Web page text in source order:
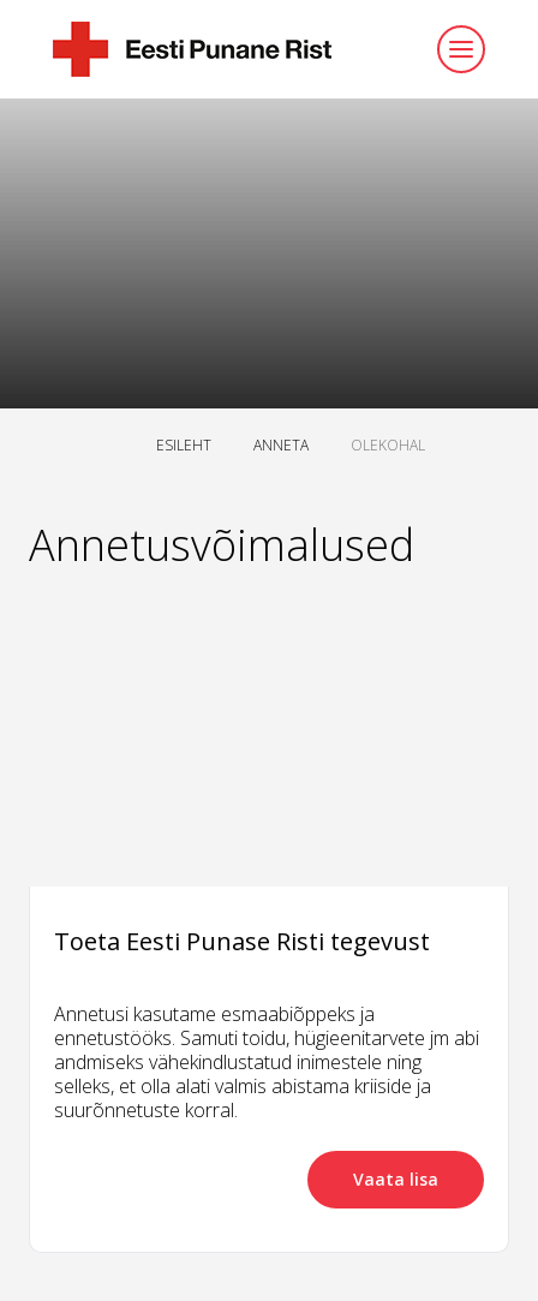
ESILEHT ANNETA OLEKOHAL
Annetusvõimalused
Toeta Eesti Punase Risti tegevust
Annetusi kasutame esmaabiõppeks ja
ennetustööks. Samuti toidu, hügieenitarvete jm abi
andmiseks vähekindlustatud inimestele ning
selleks, et olla alati valmis abistama kriiside ja
suurõnnetuste korral.
Vaata lisa